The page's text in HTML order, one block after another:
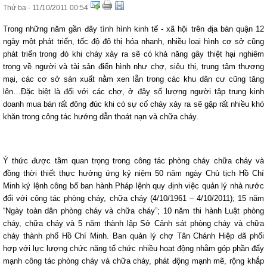
Thứ ba - 11/10/2011 00:54
Trong những năm gần đây tình hình kinh tế - xã hội trên địa bàn quận 12
ngày một phát triển, tốc độ đô thị hóa nhanh, nhiều loại hình cơ sở cũng
phát triển trong đó khi cháy xảy ra sẽ có khả năng gây thiệt hại nghiêm
trọng về người và tài sản điển hình như chợ, siêu thị, trung tâm thương
mại, các cơ sở sản xuất nằm xen lẫn trong các khu dân cư cũng tăng
lên…Đặc biệt là đối với các chợ, ở đây số lượng người tập trung kinh
doanh mua bán rất đông đúc khi có sự cố cháy xảy ra sẽ gặp rất nhiều khó
khăn trong công tác hướng dẫn thoát nạn và chữa cháy.
Ý thức được tầm quan trọng trong công tác phòng cháy chữa cháy và
đồng thời thiết thực hưởng ứng kỷ niệm 50 năm ngày Chủ tịch Hồ Chí
Minh ký lệnh công bố ban hành Pháp lệnh quy định việc quản lý nhà nước
đối với công tác phòng cháy, chữa cháy (4/10/1961 – 4/10/2011); 15 năm
“Ngày toàn dân phòng cháy và chữa cháy”; 10 năm thi hành Luật phòng
cháy, chữa cháy và 5 năm thành lập Sở Cảnh sát phòng cháy và chữa
cháy thành phố Hồ Chí Minh. Ban quản lý chợ Tân Chánh Hiệp đã phối
hợp với lực lượng chức năng tổ chức nhiều hoạt động nhằm góp phần đẩy
mạnh công tác phòng cháy và chữa cháy, phát động mạnh mẽ, rộng khắp